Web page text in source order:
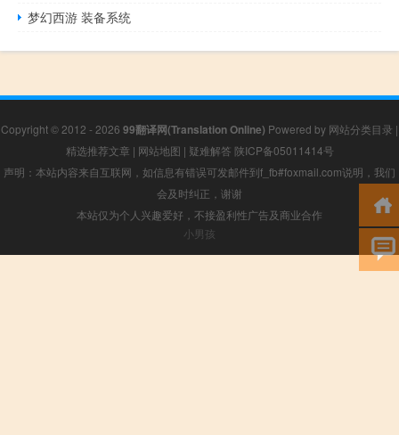
梦幻西游 装备系统
Copyright © 2012 - 2026 99翻译网(Translation Online) Powered by 网站分类目录 |
精选推荐文章 | 网站地图 | 疑难解答 陕ICP备05011414号
声明：本站内容来自互联网，如信息有错误可发邮件到f_fb#foxmail.com说明，我们
会及时纠正，谢谢
本站仅为个人兴趣爱好，不接盈利性广告及商业合作
小男孩